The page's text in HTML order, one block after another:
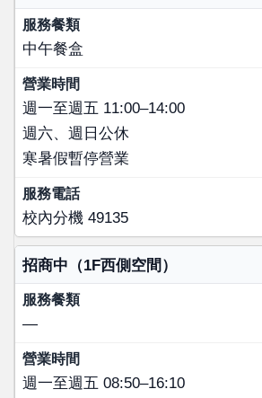
中午餐盒
週一至週五 11:00–14:00
週六、週日公休
寒暑假暫停營業
校內分機 49135
招商中（1F西側空間）
—
週一至週五 08:50–16:10